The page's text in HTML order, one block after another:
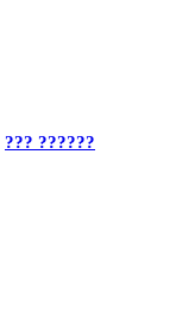
??? ??????